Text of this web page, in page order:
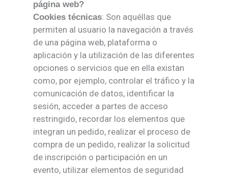
página web?
Cookies técnicas: Son aquéllas que
permiten al usuario la navegación a través
de una página web, plataforma o
aplicación y la utilización de las diferentes
opciones o servicios que en ella existan
como, por ejemplo, controlar el tráfico y la
comunicación de datos, identificar la
sesión, acceder a partes de acceso
restringido, recordar los elementos que
integran un pedido, realizar el proceso de
compra de un pedido, realizar la solicitud
de inscripción o participación en un
evento, utilizar elementos de seguridad